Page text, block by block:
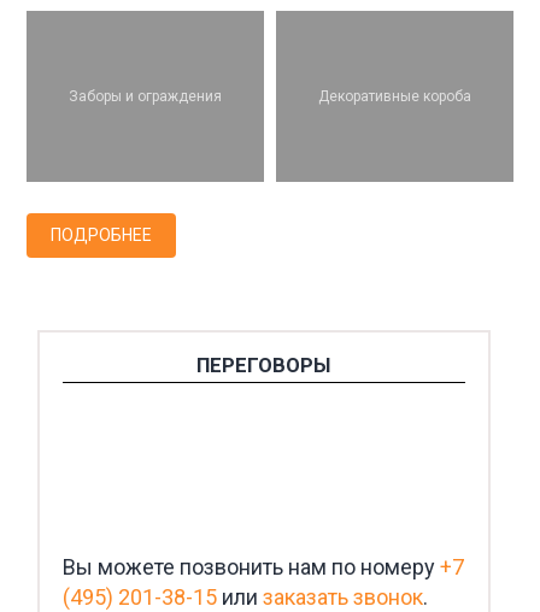
Заборы и ограждения Декоративные короба
ПОДРОБНЕЕ
ПЕРЕГОВОРЫ
Вы можете позвонить нам по номеру+7
(495) 201-38-15или заказать звонок.